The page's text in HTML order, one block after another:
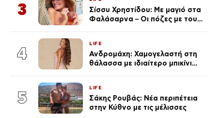
3
Σίσσυ Χρηστίδου: Με μαγιό στα
Φαλάσαρνα – Οι πόζες με τους
4
LIFE
Ανδρομάχη: Χαμογελαστή στη
θάλασσα με ιδιαίτερο μπικίνι
5
LIFE
Σάκης Ρουβάς: Νέα περιπέτεια
στην Κύθνο με τις μέλισσες